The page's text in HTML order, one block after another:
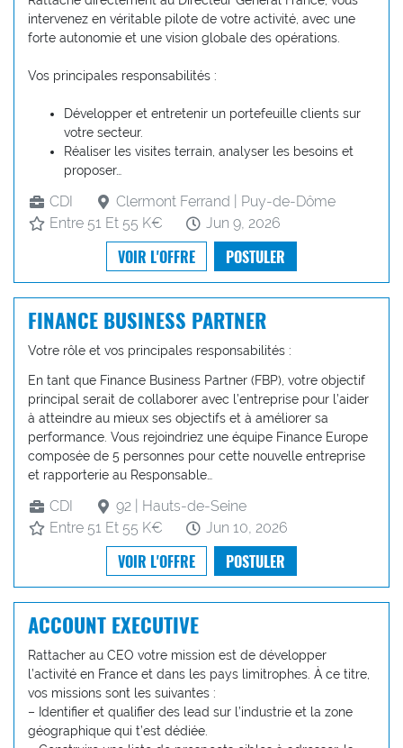
intervenez en véritable pilote de votre activité, avec une
forte autonomie et une vision globale des opérations.
Vos principales responsabilités :
Développer et entretenir un portefeuille clients sur
votre secteur.
Réaliser les visites terrain, analyser les besoins et
proposer…
CDI
Clermont Ferrand | Puy-de-Dôme
Entre 51 Et 55 K€
Jun 9, 2026
VOIR L'OFFRE POSTULER
FINANCE BUSINESS PARTNER
Votre rôle et vos principales responsabilités :
En tant que Finance Business Partner (FBP), votre objectif
principal serait de collaborer avec l’entreprise pour l’aider
à atteindre au mieux ses objectifs et à améliorer sa
performance. Vous rejoindriez une équipe Finance Europe
composée de 5 personnes pour cette nouvelle entreprise
et rapporterie au Responsable…
CDI
92 | Hauts-de-Seine
Entre 51 Et 55 K€
Jun 10, 2026
VOIR L'OFFRE POSTULER
ACCOUNT EXECUTIVE
Rattacher au CEO votre mission est de développer
l’activité en France et dans les pays limitrophes. À ce titre,
vos missions sont les suivantes :
– Identifier et qualifier des lead sur l’industrie et la zone
géographique qui t’est dédiée.